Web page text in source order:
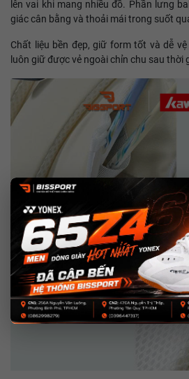
lên vai khi mang nhiều đồ. Phần lưng
giác cân bằng và thoải mái trong suốt
Chất liệu bền đẹp, giữ form tốt và dễ
luôn giữ được vẻ ngoài chỉn chu sau thời